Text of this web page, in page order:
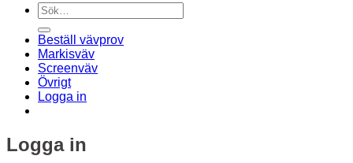
Sök
efter:
Beställ vävprov
Markisväv
Screenväv
Övrigt
Logga in
Logga in